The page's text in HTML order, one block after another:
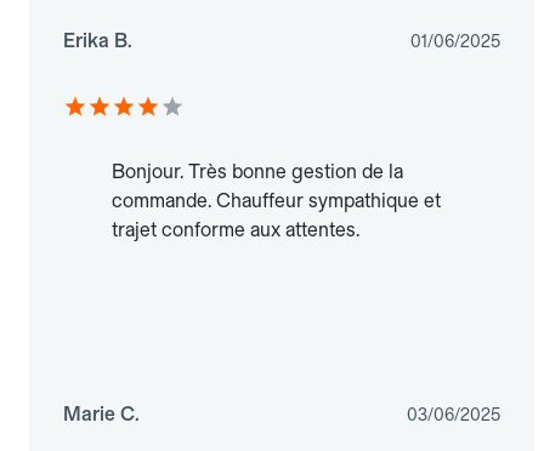
Erika B. 01/06/2025
Bonjour. Très bonne gestion de la
commande. Chauffeur sympathique et
trajet conforme aux attentes.
Marie C. 03/06/2025